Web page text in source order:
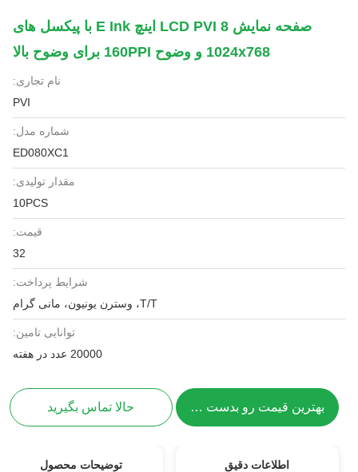
صفحه نمایش LCD PVI 8 اینچ E Ink با پیکسل های
1024x768 و وضوح 160PPI برای وضوح بالا
نام تجاری:
PVI
شماره مدل:
ED080XC1
مقدار تولیدی:
10PCS
قیمت:
32
شرایط پرداخت:
T/T، وسترن یونیون، مانی گرام
توانایی تامین:
20000 عدد در هفته
بهترین قیمت رو بدست بیار حالا تماس بگیرید
اطلاعات دقیق توضیحات محصول